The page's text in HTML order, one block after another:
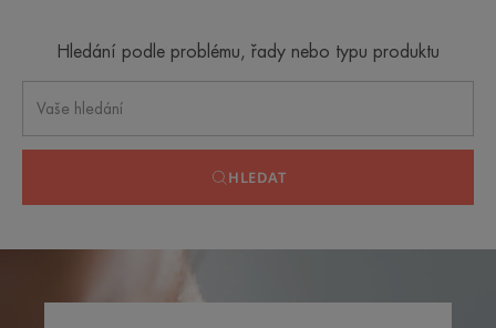
Hledání podle problému, řady nebo typu produktu
HLEDAT